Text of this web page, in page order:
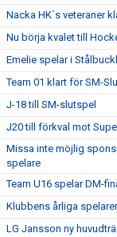
Nacka HK´s veteraner
Nu börja kvalet till
Emelie spelar i
Team 01 klart för SM-
J-18 till SM-slutspel
J20 till förkval mot
Missa inte möjlig
spelare
Team U16 spelar DM-
Klubbens årliga
LG Jansson ny